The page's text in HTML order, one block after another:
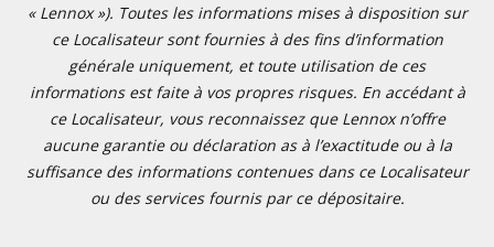
« Lennox »). Toutes les informations mises à disposition sur
ce Localisateur sont fournies à des fins d’information
générale uniquement, et toute utilisation de ces
informations est faite à vos propres risques. En accédant à
ce Localisateur, vous reconnaissez que Lennox n’offre
aucune garantie ou déclaration as à l’exactitude ou à la
suffisance des informations contenues dans ce Localisateur
ou des services fournis par ce dépositaire.